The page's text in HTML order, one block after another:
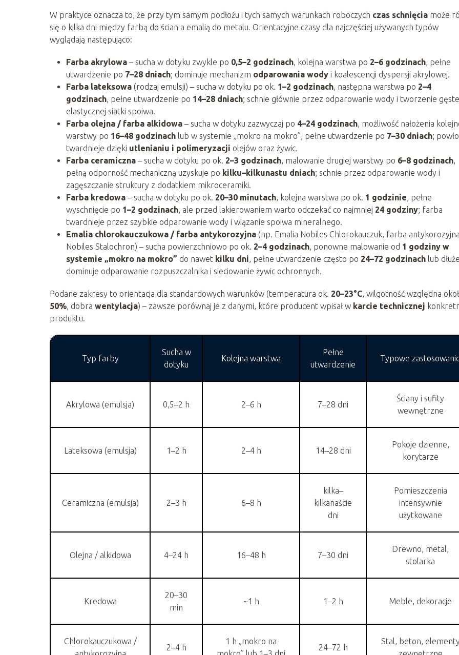
W praktyce oznacza to, że przy tym samym podłożu i tych samych warunkach roboczych czas schnięcia może
się o kilka dni między farbą do ścian a emalią do metalu. Orientacyjne czasy dla najczęściej używanych typów
wyglądają następująco:
Farba akrylowa – sucha w dotyku zwykle po 0,5–2 godzinach, kolejna warstwa po 2–6 godzinach, pełne
utwardzenie po 7–28 dniach; dominuje mechanizm odparowania wody i koalescencji dyspersji akrylowej.
Farba lateksowa (rodzaj emulsji) – sucha w dotyku po ok. 1–2 godzinach, następna warstwa po 2–4
godzinach, pełne utwardzenie po 14–28 dniach; schnie głównie przez odparowanie wody i tworzenie
elastycznej siatki spoiwa.
Farba olejna / farba alkidowa – sucha w dotyku zazwyczaj po 4–24 godzinach, możliwość nałożenia
warstwy po 16–48 godzinach lub w systemie „mokro na mokro”, pełne utwardzenie po 7–30 dniach;
twardnieje dzięki utlenianiu i polimeryzacji olejów oraz żywic.
Farba ceramiczna – sucha w dotyku po ok. 2–3 godzinach, malowanie drugiej warstwy po 6–8 godzinach,
pełną odporność mechaniczną uzyskuje po kilku–kilkunastu dniach; schnie przez odparowanie wody i
zagęszczanie struktury z dodatkiem mikroceramiki.
Farba kredowa – sucha w dotyku po ok. 20–30 minutach, kolejna warstwa po ok. 1 godzinie, pełne
wyschnięcie po 1–2 godzinach, ale przed lakierowaniem warto odczekać co najmniej 24 godziny; farba
twardnieje przez szybkie odparowanie wody i wiązanie spoiwa mineralnego.
Emalia chlorokauczukowa / farba antykorozyjna (np. Emalia Nobiles Chlorokauczuk, farba
Nobiles Stalochron) – sucha powierzchniowo po ok. 2–4 godzinach, ponowne malowanie od 1 godziny w
systemie „mokro na mokro” do nawet kilku dni, pełne utwardzenie często po 24–72 godzinach lub
dominuje odparowanie rozpuszczalnika i sieciowanie żywic ochronnych.
Podane zakresy to orientacja dla standardowych warunków (temperatura ok. 20–23°C, wilgotność względna
50%, dobra wentylacja) – zawsze porównaj je z danymi, które producent wpisał w karcie technicznej
produktu.
Typ farby
Sucha w
dotyku
Kolejna warstwa
Pełne
utwardzenie
Typowe
Akrylowa (emulsja) 0,5–2 h 2–6 h 7–28 dni
Ściany i sufity
wewnętrzne
Lateksowa (emulsja) 1–2 h 2–4 h 14–28 dni
Pokoje dzienne,
korytarze
Ceramiczna (emulsja) 2–3 h 6–8 h
kilka–
kilkanaście
dni
Pomieszczenia
intensywnie
użytkowane
Olejna / alkidowa 4–24 h 16–48 h 7–30 dni
Drewno, metal,
stolarka
Kredowa
20–30
min
~1 h 1–2 h Meble, dekoracje
Chlorokauczukowa /
2–4 h
1 h „mokro na
24–72 h
Stal, beton,